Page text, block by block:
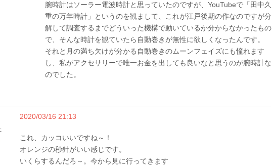
腕時計はソーラー電波時計と思っていたのですが、YouTubeで「田中久
重の万年時計」というのを観まして、これが江戸後期の作なのですが分
解して調査するまでどういった機構で動いているか分からなかったもの
で、そんな時計を観ていたら自動巻きが無性に欲しくなったんです。
それと月の満ち欠けが分かる自動巻きのムーンフェイズにも憧れます
し、私がアクセサリーで唯一お金を出しても良いなと思うのが腕時計な
のでした。
2020/03/16 21:13
これ、カッコいいですね～！
オレンジの秒針がいい感じです。
いくらするんだろ～。今から見に行ってきます